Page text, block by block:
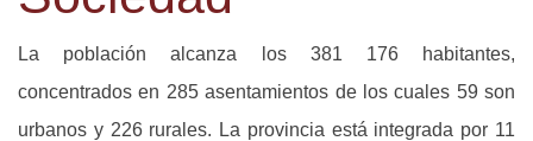
La población alcanza los 381 176 habitantes,
concentrados en 285 asentamientos de los cuales 59 son
urbanos y 226 rurales. La provincia está integrada por 11